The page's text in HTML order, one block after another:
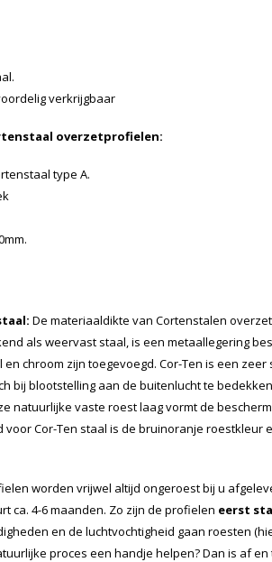
verkrijgbaar
overzetprofielen:
type A.
De materiaaldikte van Cortenstalen
als weervast staal, is een metaallegering
chroom zijn toegevoegd. Cor-Ten is een zeer
bij blootstelling aan de buitenlucht te
natuurlijke vaste roest laag vormt de
Cor-Ten staal is de bruinoranje roestkleur
worden vrijwel altijd ongeroest bij u
ca. 4-6 maanden. Zo zijn de profielen eerst
en de luchtvochtigheid gaan roesten
proces een handje helpen? Dan is af